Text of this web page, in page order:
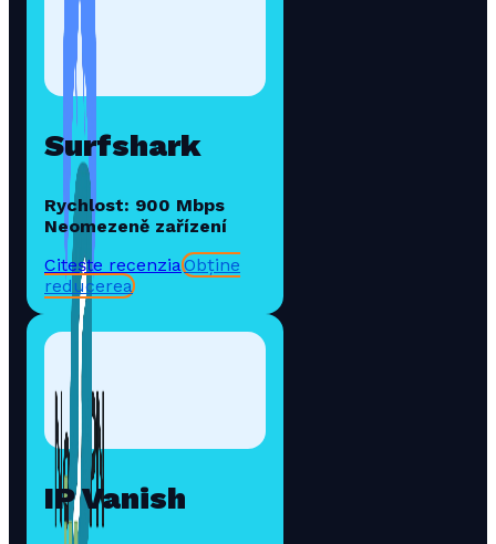
Surfshark
Rychlost: 900 Mbps
Neomezeně zařízení
Citește recenziaObține
reducerea
IP Vanish